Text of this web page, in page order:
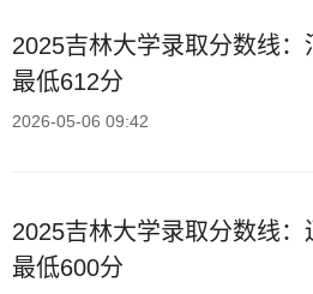
2025吉林大学录取分数线：
最低612分
2026-05-06 09:42
2025吉林大学录取分数线：
最低600分